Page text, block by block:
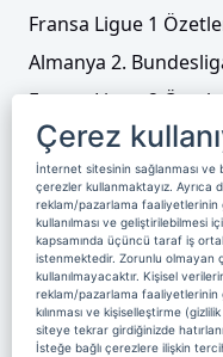
Fransa Ligue 1
Almanya 2.
Fransa Ligue 2
Tenis
Video Liste
Foto Galeriler
Üyelik Yayın Akışı
Künye ve İletişim
Çerez
İnternet sitesinin sağlanması ve
çerezler kullanmaktayız. Ayrıca
reklam/pazarlama faaliyetlerinin
kullanılması ve geliştirilebilmesi
kapsamında üçüncü taraf iş
istenmektedir. Zorunlu olmayan
kullanılmayacaktır. Kişisel
reklam/pazarlama faaliyetlerinin
kılınması ve kişiselleştirme
siteye tekrar girdiğinizde
İsteğe bağlı çerezlere ilişkin